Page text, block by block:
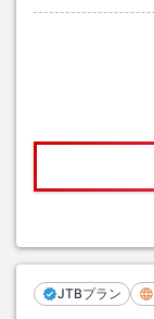
JTBプラン